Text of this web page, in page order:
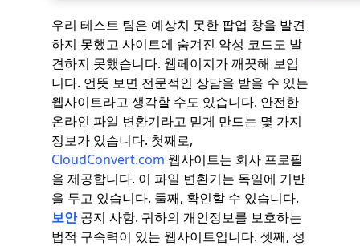
우리 테스트 팀은 예상치 못한 팝업 창을 발견
하지 못했고 사이트에 숨겨진 악성 코드도 발
견하지 못했습니다. 웹페이지가 깨끗해 보입
니다. 언뜻 보면 전문적인 상담을 받을 수 있는
웹사이트라고 생각할 수도 있습니다. 안전한
온라인 파일 변환기라고 믿게 만드는 몇 가지
정보가 있습니다. 첫째로,
CloudConvert.com 웹사이트는 회사 프로필
을 제공합니다. 이 파일 변환기는 독일에 기반
을 두고 있습니다. 둘째, 확인할 수 있습니다.
보안공지 사항. 귀하의 개인정보를 보호하는
법적 구속력이 있는 웹사이트입니다. 셋째, 성